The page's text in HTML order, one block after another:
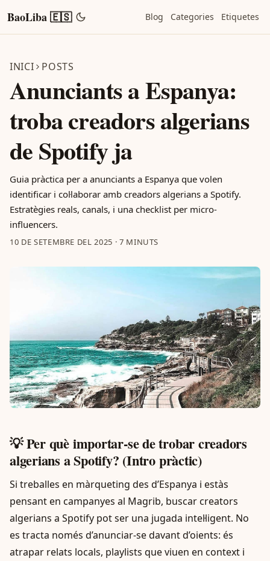
BaoLiba 🇪🇸 Blog Categories Etiquetes
INICI POSTS
Anunciants a Espanya:
troba creadors algerians
de Spotify ja
Guia pràctica per a anunciants a Espanya que volen
identificar i col·laborar amb creadors algerians a Spotify.
Estratègies reals, canals, i una checklist per micro-
influencers.
10 DE SETEMBRE DEL 2025 · 7 MINUTS
💡 Per què importar-se de trobar creadors
algerians a Spotify? (Intro pràctic)
Si treballes en màrqueting des d’Espanya i estàs
pensant en campanyes al Magrib, buscar creators
algerians a Spotify pot ser una jugada intel·ligent. No
es tracta només d’anunciar-se davant d’oients: és
atrapar relats locals, playlists que viuen en context i